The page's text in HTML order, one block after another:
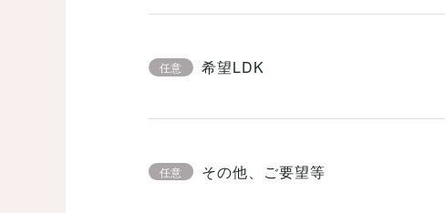
任意 希望LDK
任意 その他、ご要望等